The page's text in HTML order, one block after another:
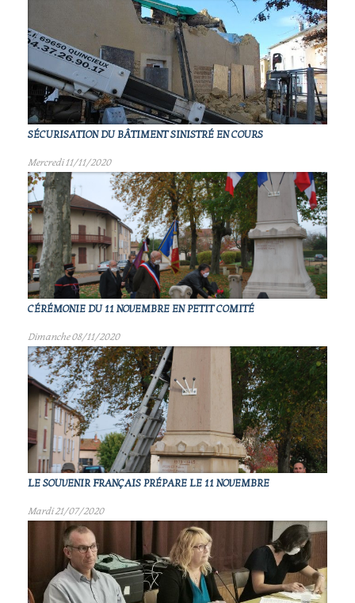
SÉCURISATION DU BÂTIMENT SINISTRÉ EN COURS
Mercredi 11/11/2020
CÉRÉMONIE DU 11 NOVEMBRE EN PETIT COMITÉ
Dimanche 08/11/2020
LE SOUVENIR FRANÇAIS PRÉPARE LE 11 NOVEMBRE
Mardi 21/07/2020